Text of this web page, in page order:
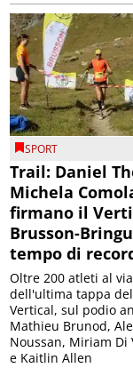
SPORT
Trail: Daniel
Michela
firmano il
Brusson-
tempo di
Oltre 200 atleti al via
dell'ultima tappa
Vertical, sul podio
Mathieu Brunod,
Noussan, Miriam Di
e Kaitlin Allen